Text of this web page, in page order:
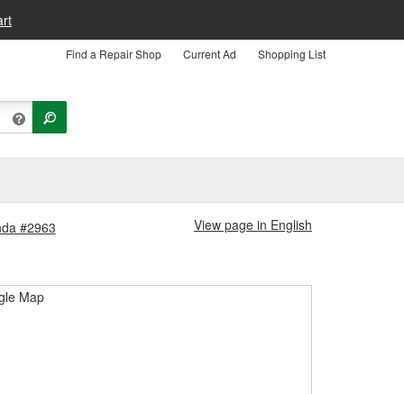
Find a Repair Shop Current Ad Shopping List
#2963
View page in English